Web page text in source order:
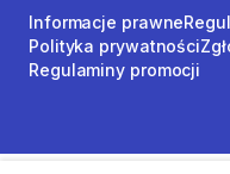
Informacje prawne
Polityka prywatności
Regulaminy promocji